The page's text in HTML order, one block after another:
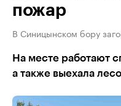
пожар
В Синицынском бору
На месте работают
а также выехала